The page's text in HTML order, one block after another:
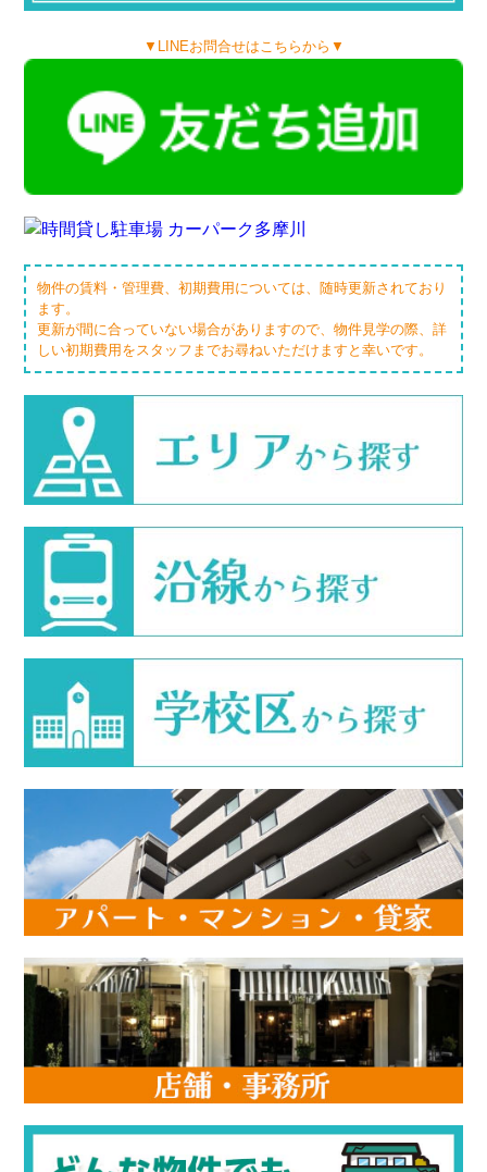
▼LINEお問合せはこちらから▼
物件の賃料・管理費、初期費用については、随時更新されており
ます。
更新が間に合っていない場合がありますので、物件見学の際、詳
しい初期費用をスタッフまでお尋ねいただけますと幸いです。